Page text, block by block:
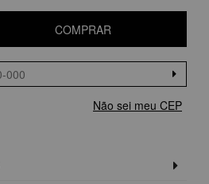
COMPRAR
Não sei meu CEP